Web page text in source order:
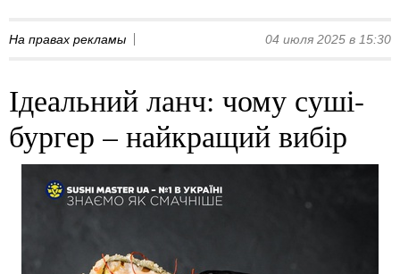
На правах рекламы 04 июля 2025 в 15:30
Ідеальний ланч: чому суші-
бургер – найкращий вибір